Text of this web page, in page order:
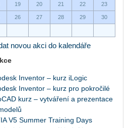
19 20 21 22 23
26 27 28 29 30
novou akci do kalendáře
Inventor – kurz iLogic
Inventor – kurz pro pokročilé
kurz – vytváření a prezentace
V5 Summer Training Days